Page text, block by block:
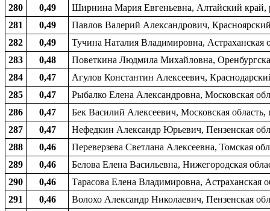
280
0,49
Ширнина Мария Евгеньевна, Алтайский край,
281
0,49
Павлов Валерий Александрович,
282
0,49
Тучина Наталия Владимировна, Астраханская
283
0,48
Поветкина Людмила Михайловна,
284
0,47
Агулов Константин Алексеевич,
285
0,47
Рыбалко Елена Александровна, Московская
286
0,47
Бек Василий Алексеевич, Московская
287
0,47
Нефедкин Александр Юрьевич, Пензенская
288
0,46
Переверзева Светлана Алексеевна, Томская
289
0,46
Белова Елена Васильевна, Нижегородская
290
0,46
Тарасова Елена Владимировна, Астраханская
291
0,46 Волохо Александр Николаевич, Пензенская